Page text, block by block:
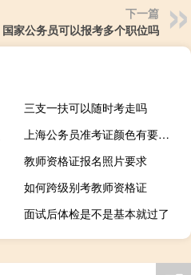
下一篇
国家公务员可以报考多个职位吗
三支一扶可以随时考走吗
上海公务员准考证颜色有要求吗
教师资格证报名照片要求
如何跨级别考教师资格证
面试后体检是不是基本就过了